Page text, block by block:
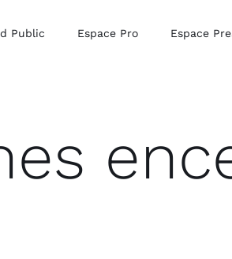
Public Espace Pro Espace